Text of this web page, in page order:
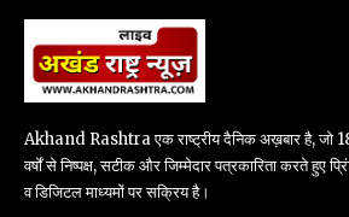
Akhand Rashtra एक राष्ट्रीय दैनिक अख़बार है, जो
वर्षों से निष्पक्ष, सटीक और जिम्मेदार पत्रकारिता करते हुए
व डिजिटल माध्यमों पर सक्रिय है।